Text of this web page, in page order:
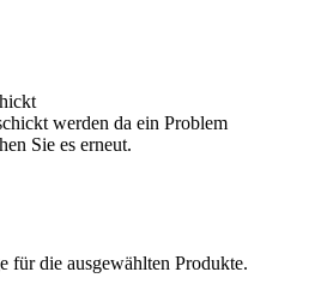
werden da ein Problem
Sie es erneut.
für die ausgewählten Produkte.